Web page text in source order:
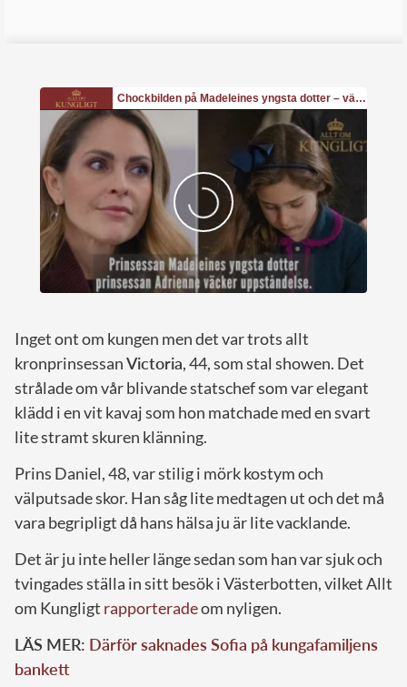
Inget ont om kungen men det var trots allt
kronprinsessanVictoria, 44, som stal showen. Det
strålade om vår blivande statschef som var elegant
klädd i en vit kavaj som hon matchade med en svart
lite stramt skuren klänning.
Prins Daniel, 48, var stilig i mörk kostym och
välputsade skor. Han såg lite medtagen ut och det må
vara begripligt då hans hälsa ju är lite vacklande.
Det är ju inte heller länge sedan som han var sjuk och
tvingades ställa in sitt besök i Västerbotten, vilket Allt
om Kungligt rapporteradeom nyligen.
LÄS MER: Därför saknades Sofia på kungafamiljens
bankett